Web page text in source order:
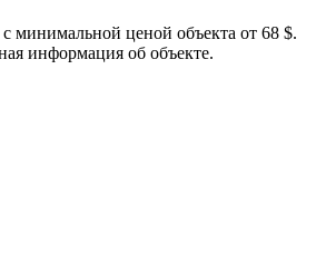
минимальной ценой объекта от 68 $.
информация об объекте.